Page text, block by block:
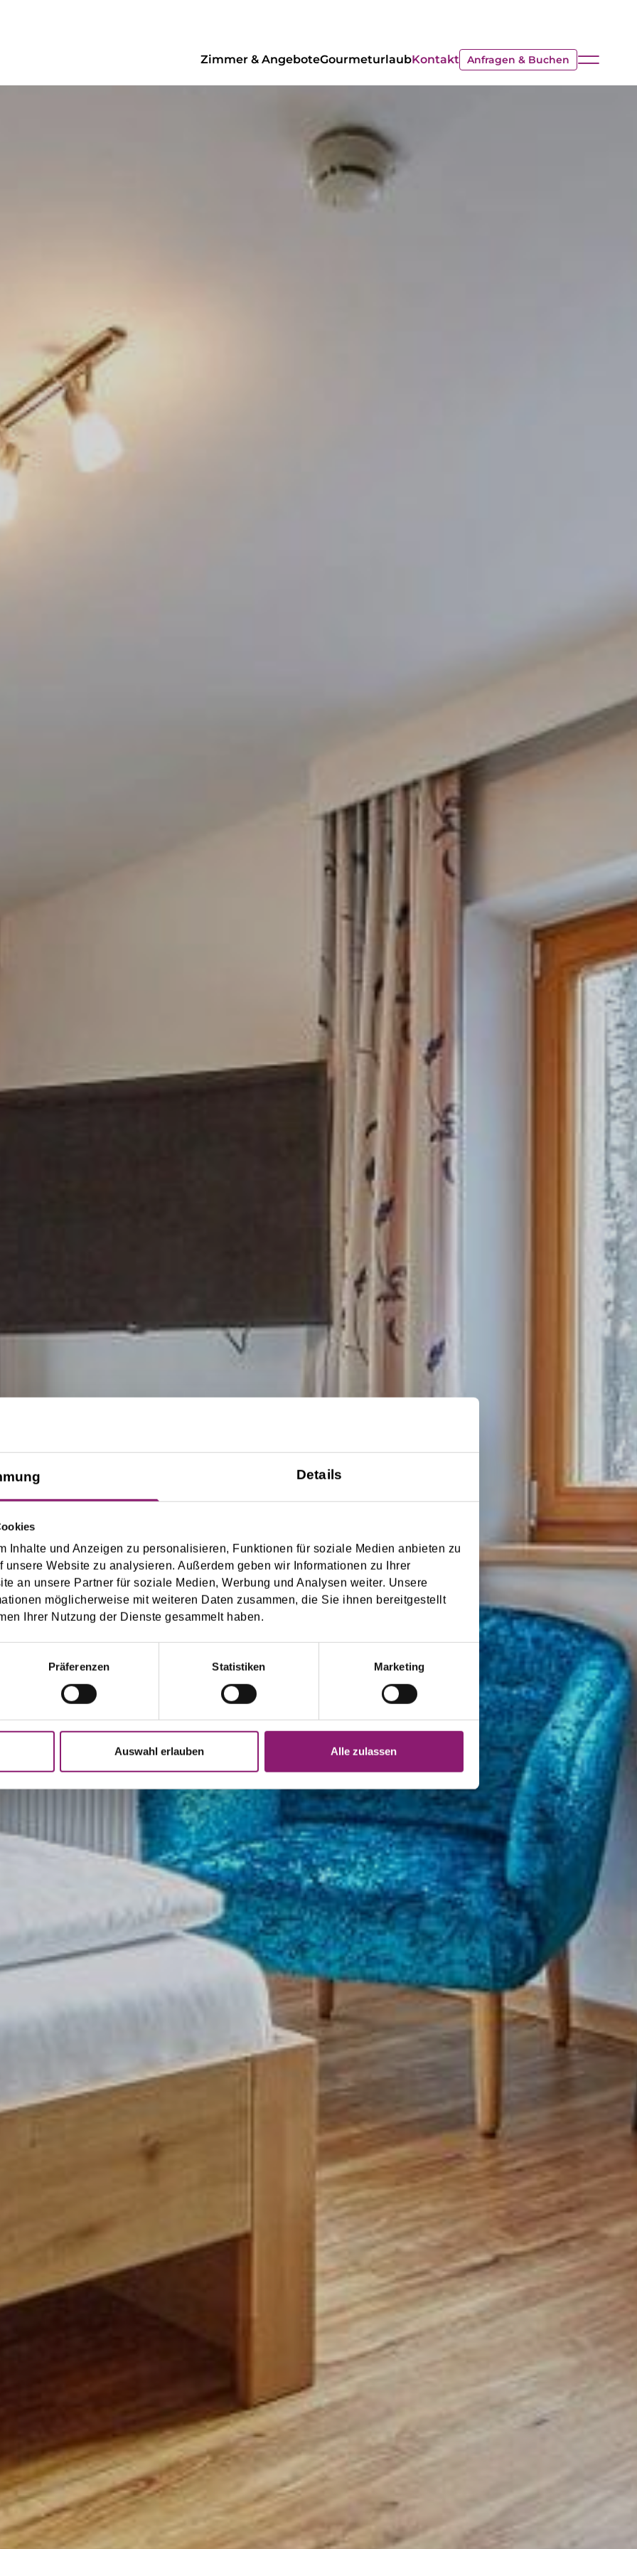
Details
Inhalte und Anzeigen zu personalisieren, Funktionen für soziale Medien anbieten zu
unsere Website zu analysieren. Außerdem geben wir Informationen zu Ihrer
an unsere Partner für soziale Medien, Werbung und Analysen weiter. Unsere
möglicherweise mit weiteren Daten zusammen, die Sie ihnen bereitgestellt
Ihrer Nutzung der Dienste gesammelt haben.
Präferenzen Statistiken Marketing
Auswahl erlauben Alle zulassen
Zimmer & AngeboteGourmeturlaubKontakt Anfragen & Buchen
08